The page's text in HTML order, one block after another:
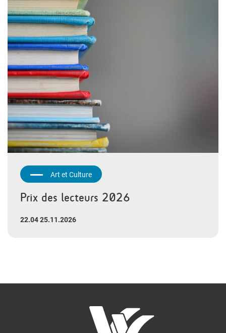
Art et Culture
Prix des lecteurs 2026
22.04 25.11.2026